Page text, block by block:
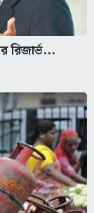
রিজার্ভ...